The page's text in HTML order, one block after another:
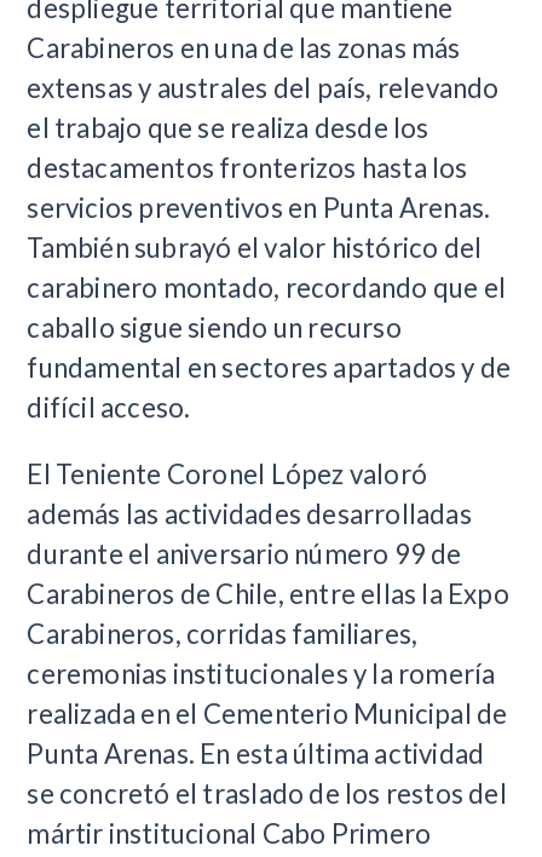
despliegue territorial que mantiene
Carabineros en una de las zonas más
extensas y australes del país, relevando
el trabajo que se realiza desde los
destacamentos fronterizos hasta los
servicios preventivos en Punta Arenas.
También subrayó el valor histórico del
carabinero montado, recordando que el
caballo sigue siendo un recurso
fundamental en sectores apartados y de
difícil acceso.
El Teniente Coronel López valoró
además las actividades desarrolladas
durante el aniversario número 99 de
Carabineros de Chile, entre ellas la Expo
Carabineros, corridas familiares,
ceremonias institucionales y la romería
realizada en el Cementerio Municipal de
Punta Arenas. En esta última actividad
se concretó el traslado de los restos del
mártir institucional Cabo Primero